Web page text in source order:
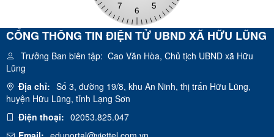
CỔNG THÔNG TIN ĐIỆN TỬ UBND XÃ HỮU LŨNG
Trưởng Ban biên tập: Cao Văn Hòa, Chủ tịch UBND xã Hữu
Lũng
Địa chỉ: Số 3, đường 19/8, khu An Ninh, thị trấn Hữu Lũng,
huyện Hữu Lũng, tỉnh Lạng Sơn
Điện thoại: 02053.825.047